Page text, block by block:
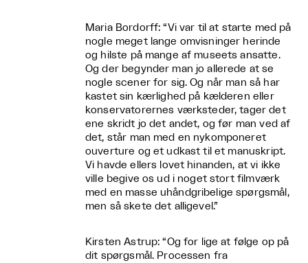
Maria Bordorff: “Vi var til at starte med på
nogle meget lange omvisninger herinde
og hilste på mange af museets ansatte.
Og der begynder man jo allerede at se
nogle scener for sig. Og når man så har
kastet sin kærlighed på kælderen eller
konservatorernes værksteder, tager det
ene skridt jo det andet, og før man ved af
det, står man med en nykomponeret
ouverture og et udkast til et manuskript.
Vi havde ellers lovet hinanden, at vi ikke
ville begive os ud i noget stort filmværk
med en masse uhåndgribelige spørgsmål,
men så skete det alligevel.”
Kirsten Astrup: “Og for lige at følge op på
dit spørgsmål. Processen fra